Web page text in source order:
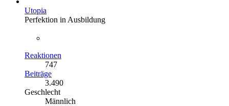
Utopia
Perfektion in Ausbildung
Reaktionen
747
Beiträge
3.490
Geschlecht
Männlich